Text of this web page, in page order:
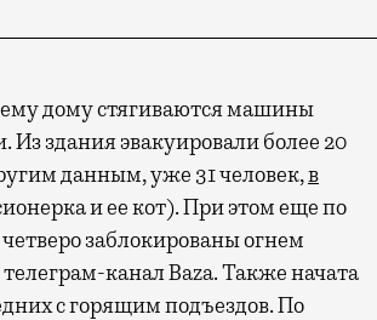
дому стягиваются машины
Из здания эвакуировали более 20
данным, уже 31 человек,в
и ее кот). При этом еще по
заблокированы огнем
телеграм-канал Baza. Также начата
с горящим подъездов. По